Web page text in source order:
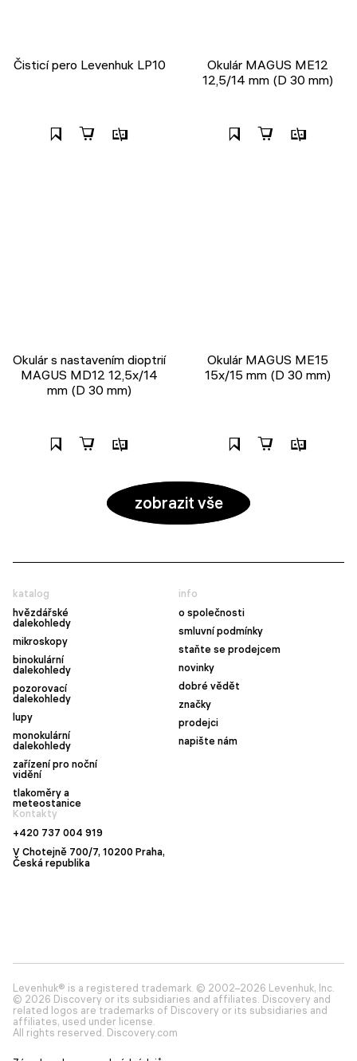
Čisticí pero Levenhuk LP10
Okulár MAGUS ME12
12,5/14 mm (D 30 mm)
Okulár s nastavením dioptrií
MAGUS MD12 12,5х/14
mm (D 30 mm)
Okulár MAGUS ME15
15x/15 mm (D 30 mm)
zobrazit vše
katalog
hvězdářské
dalekohledy
mikroskopy
binokulární
dalekohledy
pozorovací
dalekohledy
lupy
monokulární
dalekohledy
zařízení pro noční
vidění
tlakoměry a
meteostanice
info
o společnosti
smluvní podmínky
staňte se prodejcem
novinky
dobré vědět
značky
prodejci
napište nám
Kontakty
+420 737 004 919
V Chotejně 700/7, 10200 Praha,
Česká republika
Levenhuk® is a registered trademark. © 2002–2026 Levenhuk, Inc.
© 2026 Discovery or its subsidiaries and affiliates. Discovery and
related logos are trademarks of Discovery or its subsidiaries and
affiliates, used under license.
All rights reserved. Discovery.com